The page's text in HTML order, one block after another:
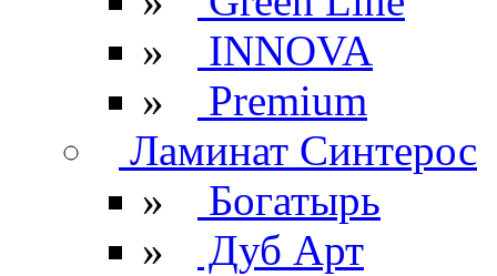
»
INNOVA
»
Premium
Ламинат Синтерос
»
Богатырь
»
Дуб Арт